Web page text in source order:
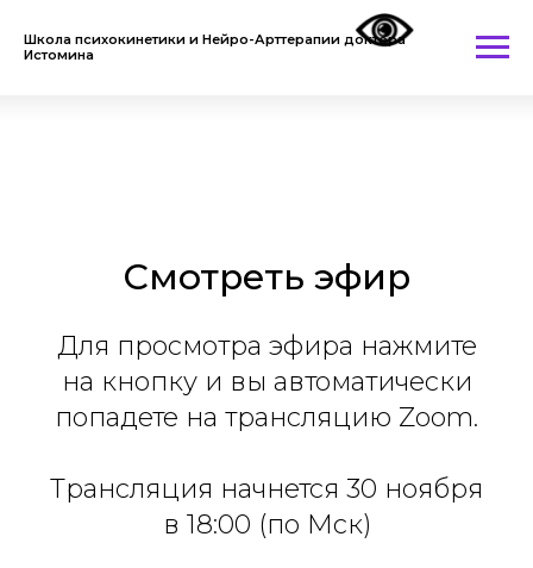
Школа психокинетики и Нейро-Арттерапии доктора
Истомина
Смотреть эфир
Для просмотра эфира нажмите
на кнопку и вы автоматически
попадете на трансляцию Zoom.
Трансляция начнется 30 ноября
в 18:00 (по Мск)